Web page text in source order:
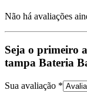
Não há avaliações
Seja o primeiro
tampa Bateria
Sua avaliação *